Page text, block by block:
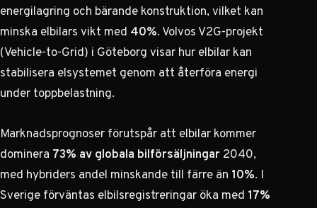
energilagring och bärande konstruktion, vilket kan
minska elbilars vikt med 40%. Volvos V2G-projekt
(Vehicle-to-Grid) i Göteborg visar hur elbilar kan
stabilisera elsystemet genom att återföra energi
under toppbelastning.
Marknadsprognoser förutspår att elbilar kommer
dominera 73% av globala bilförsäljningar2040,
med hybriders andel minskande till färre än 10%. I
Sverige förväntas elbilsregistreringar öka med 17%